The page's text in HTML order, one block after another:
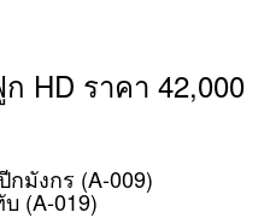
HD ราคา 42,000
มังกร (A-009)
(A-019)